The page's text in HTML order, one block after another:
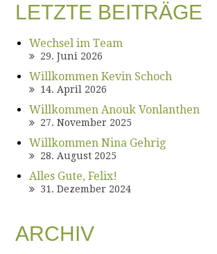
LETZTE BEITRÄGE
Wechsel im Team
29. Juni 2026
Willkommen Kevin Schoch
14. April 2026
Willkommen Anouk Vonlanthen
27. November 2025
Willkommen Nina Gehrig
28. August 2025
Alles Gute, Felix!
31. Dezember 2024
ARCHIV